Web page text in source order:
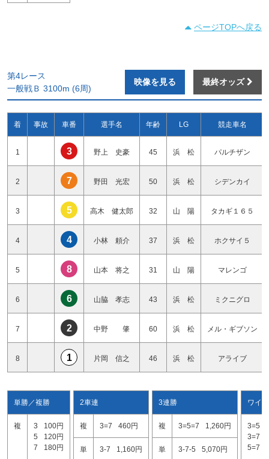
ページTOPへ戻る
第4レース
一般戦Ｂ 3100m (6周)
映像を見る 最終オッズ
着 事故 車番 選手名 年齢 LG 競走車名
1 3 野上 史豪 45 浜 松 パルチザン
2 7 野田 光宏 50 浜 松 シデンカイ
3 5 高木 健太郎 32 山 陽 タカギ１６５
4 4 小林 頼介 37 浜 松 ホクサイ５
5 8 山本 将之 31 山 陽 マレンゴ
6 6 山脇 孝志 43 浜 松 ミクニグロ
7 2 中野 肇 60 浜 松 メル・ギブソン
8 1 片岡 信之 46 浜 松 アライブ
単勝／複勝
複 3
100円
5
120円
7
180円
2車連
複 3=7 460円
単 3-7 1,160円
3連勝
複 3=5=7 1,260円
単 3-7-5 5,070円
ワイド
3=5
3=7
5=7